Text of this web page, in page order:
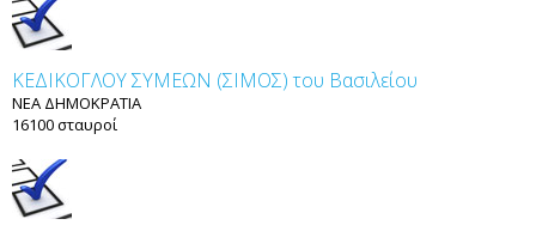
ΚΕΔΙΚΟΓΛΟΥ ΣΥΜΕΩΝ (ΣΙΜΟΣ) του Βασιλείου
ΝΕΑ ΔΗΜΟΚΡΑΤΙΑ
16100 σταυροί